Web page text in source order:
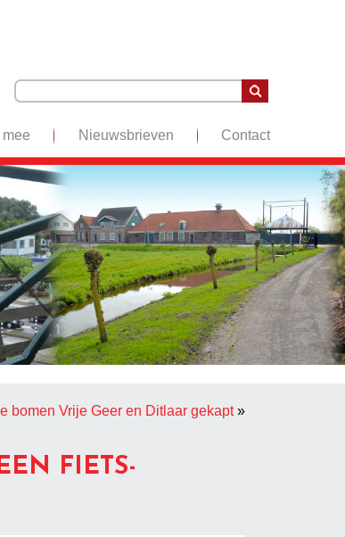
mee Nieuwsbrieven Contact
bomen Vrije Geer en Ditlaar gekapt»
FIETS-